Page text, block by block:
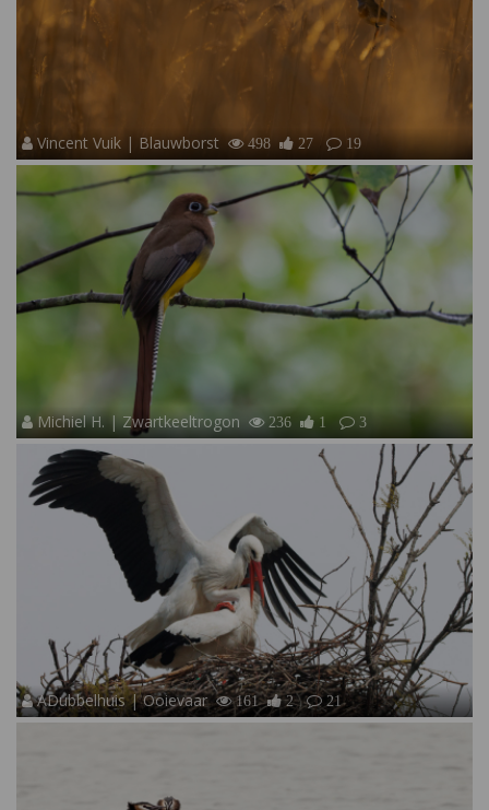
Vincent Vuik | Blauwborst 498 27 19
Michiel H. | Zwartkeeltrogon 236 1 3
ADubbelhuis | Ooievaar 161 2 21